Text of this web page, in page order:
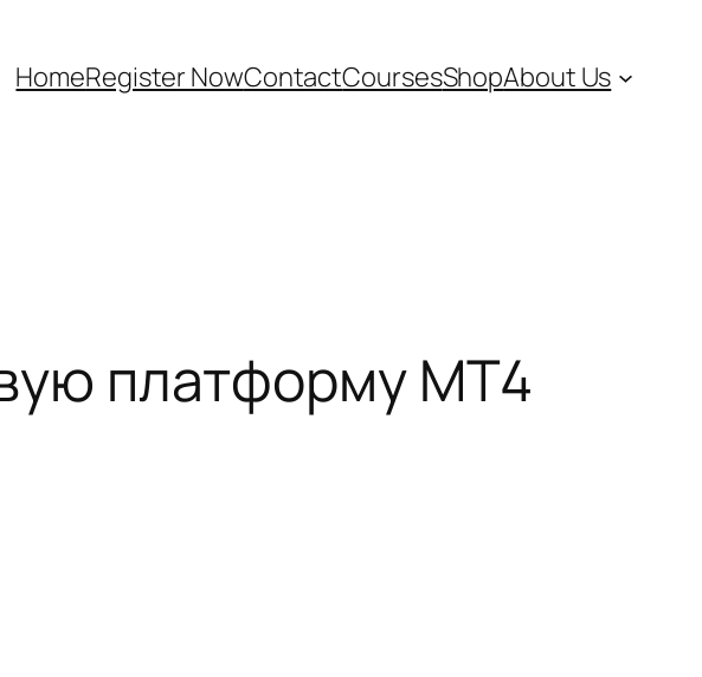
HomeRegister NowContactCoursesShopAbout Us
платформу MT4